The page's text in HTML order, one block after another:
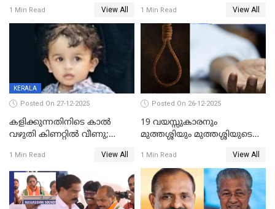
കുതിച്ചുയരുന്നു
1 Min Read View All 1 Min Read View All
KERALA
Posted On 27-12-2025
കളിക്കുന്നതിനിടെ കാൽ
വഴുതി കിണറ്റിൽ വീണു;
ദാരുണാന്ത്യം
1 Min Read View All
Posted On 26-12-2025
19 വയസ്സുകാരനും
മുത്തശ്ശിയും മുത്തശ്ശിയുടെ
മരിച്ചനിലയിൽ
1 Min Read View All